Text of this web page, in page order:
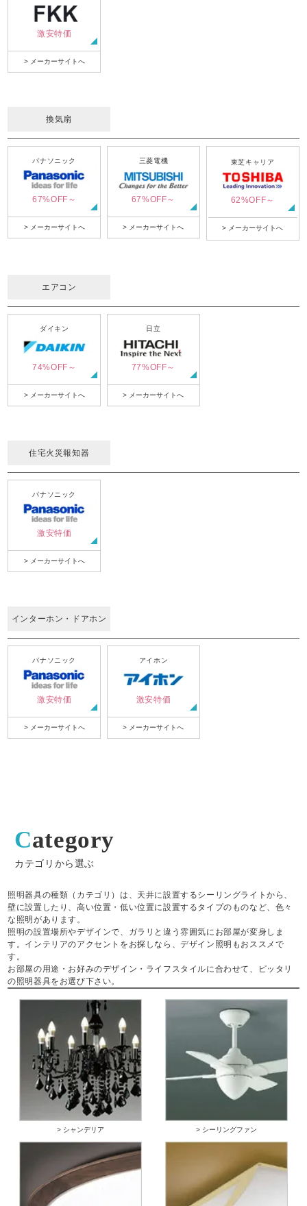
激安特価
> メーカーサイトへ
換気扇
パナソニック
67%OFF～
> メーカーサイトへ
三菱電機
67%OFF～
> メーカーサイトへ
東芝キャリア
62%OFF～
> メーカーサイトへ
エアコン
ダイキン
74%OFF～
> メーカーサイトへ
日立
77%OFF～
> メーカーサイトへ
住宅火災報知器
パナソニック
激安特価
> メーカーサイトへ
インターホン・ドアホン
パナソニック
激安特価
> メーカーサイトへ
アイホン
激安特価
> メーカーサイトへ
Category
カテゴリから選ぶ
照明器具の種類（カテゴリ）は、天井に設置するシーリングライトから、
壁に設置したり、高い位置・低い位置に設置するタイプのものなど、色々
な照明があります。
照明の設置場所やデザインで、ガラリと違う雰囲気にお部屋が変身しま
す。インテリアのアクセントをお探しなら、デザイン照明もおススメで
す。
お部屋の用途・お好みのデザイン・ライフスタイルに合わせて、ピッタリ
の照明器具をお選び下さい。
> シャンデリア > シーリングファン